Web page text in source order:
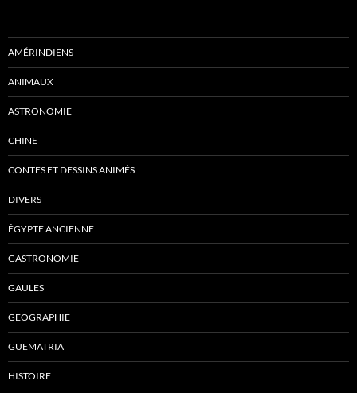
AMÉRINDIENS
ANIMAUX
ASTRONOMIE
CHINE
CONTES ET DESSINS ANIMÉS
DIVERS
ÉGYPTE ANCIENNE
GASTRONOMIE
GAULES
GEOGRAPHIE
GUEMATRIA
HISTOIRE